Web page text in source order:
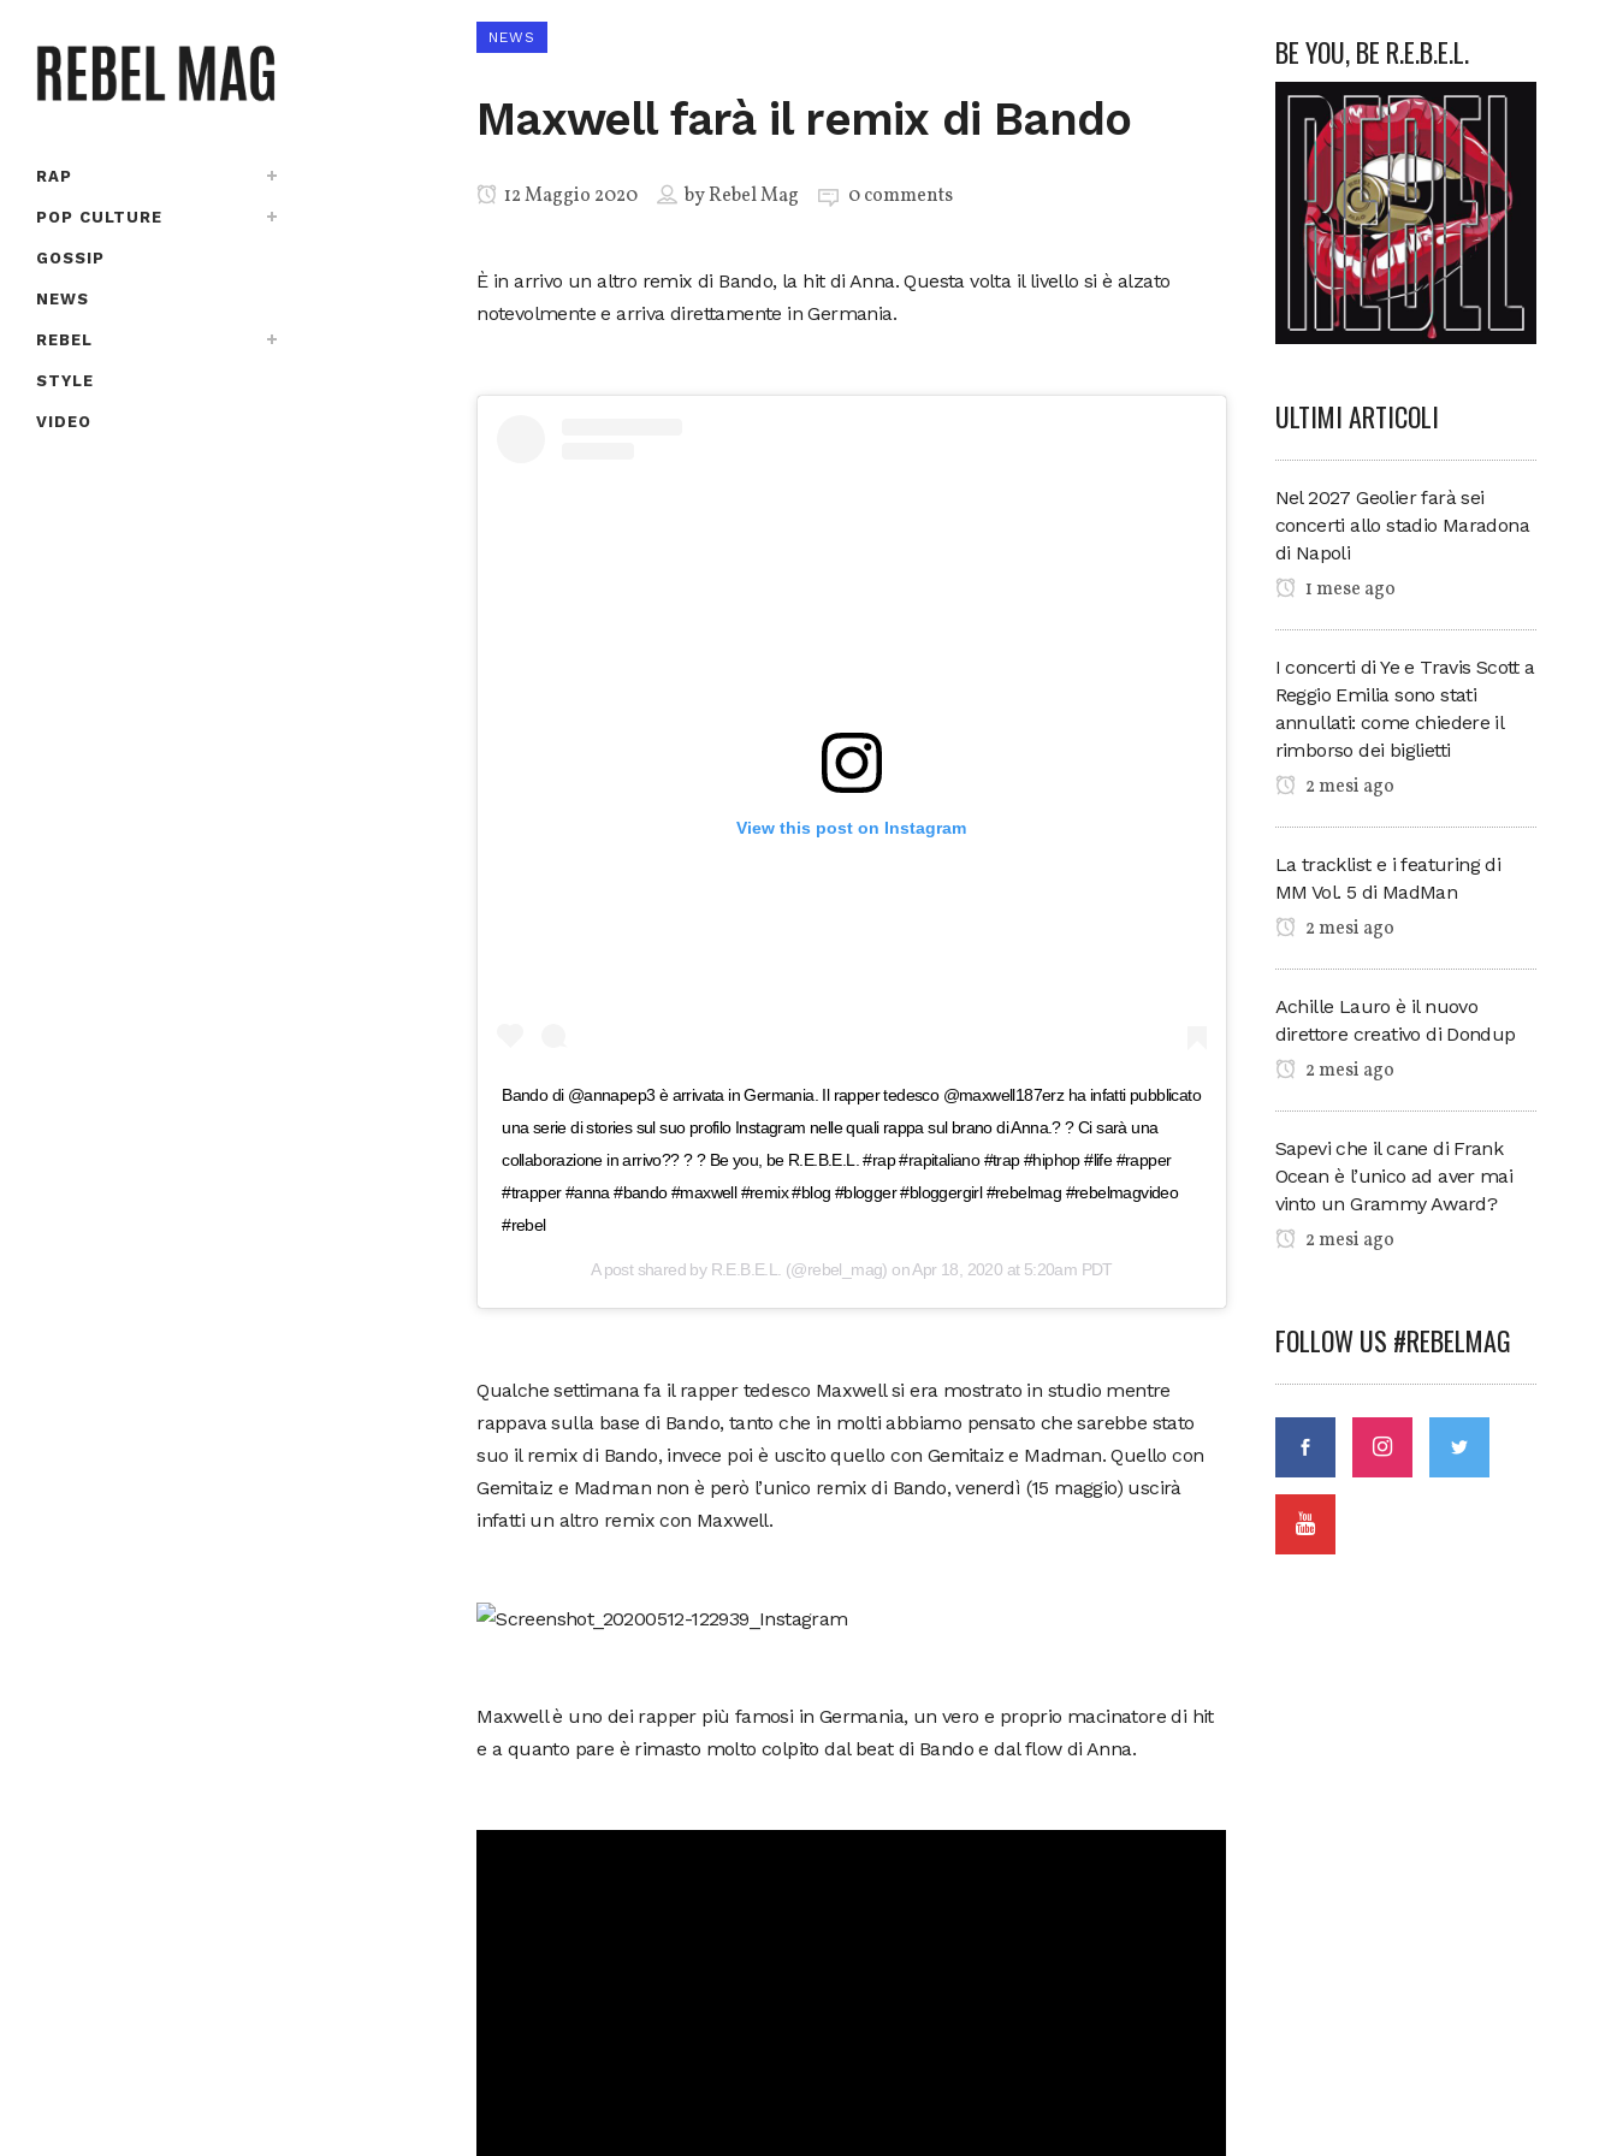
RAP
POP CULTURE
GOSSIP
NEWS
REBEL
STYLE
VIDEO
NEWS
Maxwell farà il remix di Bando
12 Maggio 2020 byRebel Mag 0 comments
È in arrivo un altro remix di Bando, la hit di Anna. Questa volta il livello si è alzato
notevolmente e arriva direttamente in Germania.
View this post on Instagram
Bando di @annapep3 è arrivata in Germania. Il rapper tedesco @maxwell187erz ha infatti pubblicato
una serie di stories sul suo profilo Instagram nelle quali rappa sul brano di Anna.? ? Ci sarà una
collaborazione in arrivo?? ? ? Be you, be R.E.B.E.L. #rap #rapitaliano #trap #hiphop #life #rapper
#trapper #anna #bando #maxwell #remix #blog #blogger #bloggergirl #rebelmag #rebelmagvideo
#rebel
A post shared by R.E.B.E.L. (@rebel_mag) onApr 18, 2020 at 5:20am PDT
Qualche settimana fa il rapper tedesco Maxwell si era mostrato in studio mentre
rappava sulla base di Bando, tanto che in molti abbiamo pensato che sarebbe stato
suo il remix di Bando, invece poi è uscito quello con Gemitaiz e Madman. Quello con
Gemitaiz e Madman non è però l’unico remix di Bando, venerdì (15 maggio) uscirà
infatti un altro remix con Maxwell.
Maxwell è uno dei rapper più famosi in Germania, un vero e proprio macinatore di hit
e a quanto pare è rimasto molto colpito dal beat di Bando e dal flow di Anna.
BE YOU, BE R.E.B.E.L.
ULTIMI ARTICOLI
Nel 2027 Geolier farà sei
concerti allo stadio Maradona
di Napoli
1 mese ago
I concerti di Ye e Travis Scott a
Reggio Emilia sono stati
annullati: come chiedere il
rimborso dei biglietti
2 mesi ago
La tracklist e i featuring di
MM Vol. 5 di MadMan
2 mesi ago
Achille Lauro è il nuovo
direttore creativo di Dondup
2 mesi ago
Sapevi che il cane di Frank
Ocean è l’unico ad aver mai
vinto un Grammy Award?
2 mesi ago
FOLLOW US #REBELMAG